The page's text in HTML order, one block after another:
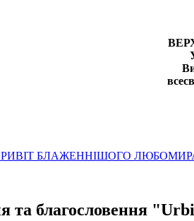
ПРИВІТ БЛАЖЕННІШОГО
та благословення